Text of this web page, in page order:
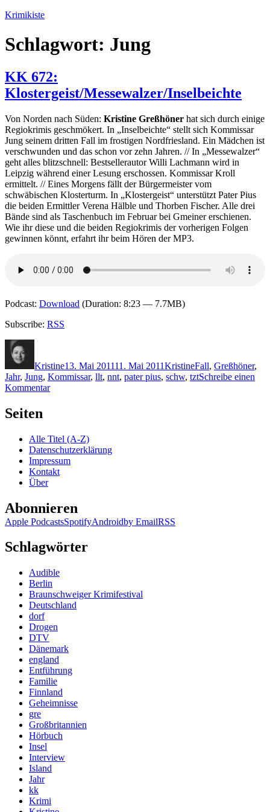
Zum
springen
Krimikiste
Schlagwort: Jung
KK 672:
Klostergeist/Messewalzer/Inselbeichte
Von Norden nach Süden: Kristine Greßhöner hat sich durch einige
Regiokrimis geschmökert. In „Inselbeichte“ stellt sich Kommissar
Jung seinem dritten Fall im frostigen Nordfriesland. Ein Mädchen ist
verschwunden und das schon vor zehn Jahren. // In „Messewalzer“
geht alles blitzschnell: Bestsellerautor Willi Lachmann wird in
Leipzig während einer Lesung erschossen. Kommissar Kroll
ermittelt. // Eines Morgens fällt der Bürgermeister vom
schwäbischen Klosterturm. In „Klostergeist“ unterstützt Pater Pius
die beiden Ermittler Verena Hälble und Thorben Fischer. Alle drei
Bände sind als Taschenbuch im Februar bei Gmeiner erschienen.
Wie ihr diese und die beiden Regiokrimis der vorherigen Folgen
gewinnen könnt, erfahrt ihr beim Hören der MP3.
Podcast: Download (Duration: 8:23 — 7.7MB)
Subscribe: RSS
Kristine13. Mai 201111. Mai 2011KristineFall, Greßhöner,
Jahr, Jung, Kommissar, llt, nnt, pater pius, schw, tztSchreibe einen
Kommentarzu
Seiten
Alle Titel (A-Z)
Datenschutzerklärung
Impressum
Kontakt
Über
Abonnieren
Apple PodcastsSpotifyAndroidby EmailRSS
Schlagwörter
Audible
Berlin
Braunschweiger Krimifestival
Deutschland
dorf
Drogen
DTV
Dänemark
england
Entführung
Familie
Finnland
Geheimnisse
gre
Großbritannien
Hörbuch
Insel
Interview
Island
Jahr
kk
Krimi